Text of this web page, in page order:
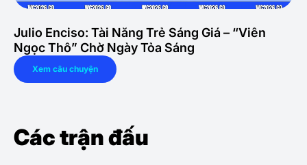
Julio Enciso: Tài Năng Trẻ Sáng Giá – “Viên
Ngọc Thô” Chờ Ngày Tỏa Sáng
Xem câu chuyện
Các trận đấu